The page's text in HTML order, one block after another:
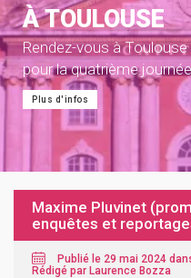
À TOULOUSE
Rendez-vous à
pour la quatrième
Plus d'infos
Maxime Pluvinet
enquêtes et
Publié le 29 mai 2024
Rédigé par Laurence Bozza